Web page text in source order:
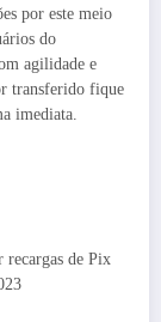
por este meio
do
agilidade e
transferido fique
imediata.
recargas de Pix